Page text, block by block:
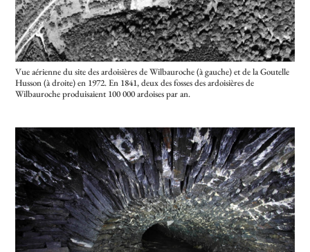
Vue aérienne du site des ardoisières de Wilbauroche (à gauche) et de la Goutelle
Husson (à droite) en 1972.En 1841, deux des fosses des ardoisières de
Wilbauroche produisaient 100 000 ardoises par an.